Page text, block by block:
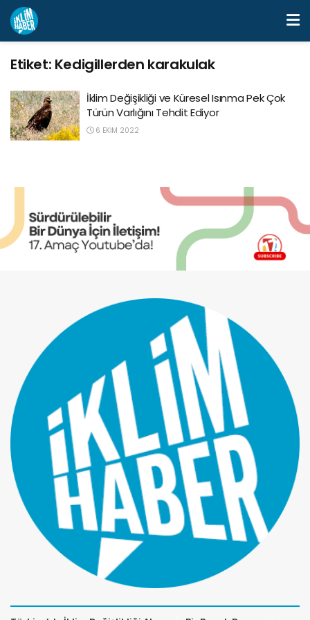
Etiket: Kedigillerden karakulak
İklim Değişikliği ve Küresel Isınma Pek Çok
Türün Varlığını Tehdit Ediyor
6 EKIM 2022